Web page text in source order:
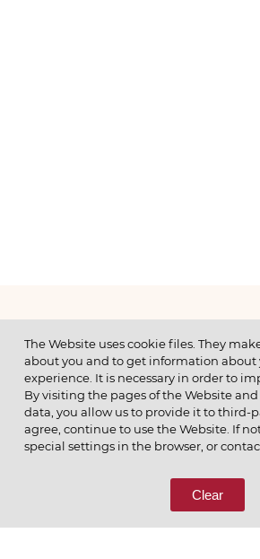
МЕНЮ
© 2026 ОАО
ПОЗВОНИТЕ НАМ
8 (800) 333-65-66
The Website uses cookie files. They
about you and to get information about
experience. It is necessary in order to
By visiting the pages of the Website
data, you allow us to provide it to third-
agree, continue to use the Website. If
special settings in the browser, or
Clear